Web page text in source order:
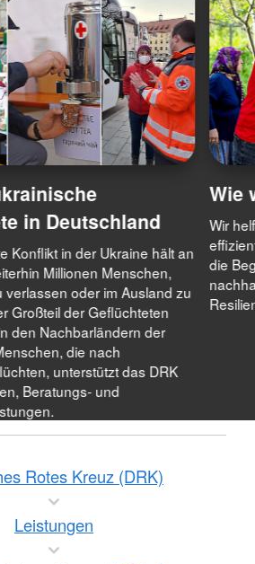
in Deutschland
Konflikt in der Ukraine hält an
Millionen Menschen,
verlassen oder im Ausland zu
Großteil der Geflüchteten
den Nachbarländern der
die nach
unterstützt das DRK
Beratungs- und
Wie
Wir
die
Rotes Kreuz (DRK)
Leistungen